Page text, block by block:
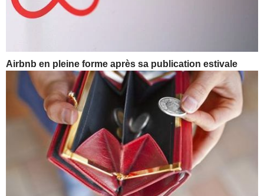
Airbnb en pleine forme après sa publication estivale